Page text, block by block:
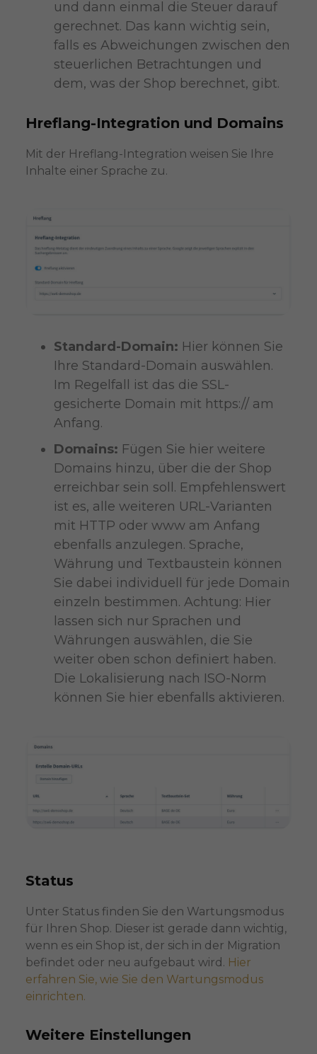
und dann einmal die Steuer darauf
gerechnet. Das kann wichtig sein,
falls es Abweichungen zwischen den
steuerlichen Betrachtungen und
dem, was der Shop berechnet, gibt.
Hreflang-Integration und Domains
Mit der Hreflang-Integration weisen Sie Ihre
Inhalte einer Sprache zu.
Standard-Domain: Hier können Sie
Ihre Standard-Domain auswählen.
Im Regelfall ist das die SSL-
gesicherte Domain mit https:// am
Anfang.
Domains: Fügen Sie hier weitere
Domains hinzu, über die der Shop
erreichbar sein soll. Empfehlenswert
ist es, alle weiteren URL-Varianten
mit HTTP oder www am Anfang
ebenfalls anzulegen. Sprache,
Währung und Textbaustein können
Sie dabei individuell für jede Domain
einzeln bestimmen. Achtung: Hier
lassen sich nur Sprachen und
Währungen auswählen, die Sie
weiter oben schon definiert haben.
Die Lokalisierung nach ISO-Norm
können Sie hier ebenfalls aktivieren.
Status
Unter Status finden Sie den Wartungsmodus
für Ihren Shop. Dieser ist gerade dann wichtig,
wenn es ein Shop ist, der sich in der Migration
befindet oder neu aufgebaut wird. Hier
erfahren Sie, wie Sie den Wartungsmodus
einrichten.
Weitere Einstellungen